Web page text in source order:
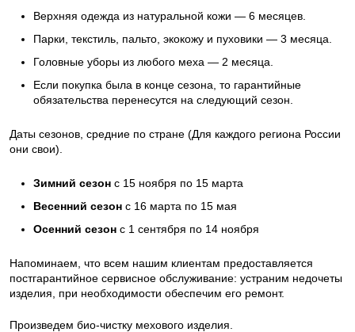
Верхняя одежда из натуральной кожи — 6 месяцев.
Парки, текстиль, пальто, экокожу и пуховики — 3 месяца.
Головные уборы из любого меха — 2 месяца.
Если покупка была в конце сезона, то гарантийные
обязательства перенесутся на следующий сезон.
Даты сезонов, средние по стране (Для каждого региона России
они свои).
Зимний сезон с 15 ноября по 15 марта
Весенний сезон с 16 марта по 15 мая
Осенний сезон с 1 сентября по 14 ноября
Напоминаем, что всем нашим клиентам предоставляется
постгарантийное сервисное обслуживание: устраним недочеты
изделия, при необходимости обеспечим его ремонт.
Произведем био-чистку мехового изделия.